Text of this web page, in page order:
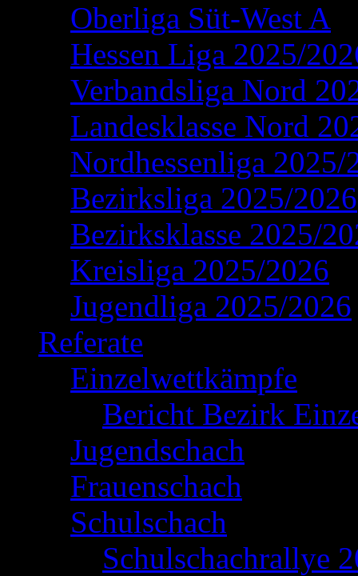
Oberliga Süt-West A
Hessen Liga 2025/
Verbandsliga Nord
Landesklasse Nord
Nordhessenliga 2025/
Bezirksliga 2025/2026
Bezirksklasse 2025/
Kreisliga 2025/2026
Jugendliga 2025/2026
Referate
Einzelwettkämpfe
Bericht Bezirk
Jugendschach
Frauenschach
Schulschach
Schulschachrallye